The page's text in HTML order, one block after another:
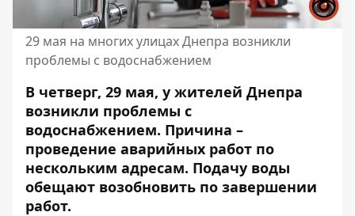
29 мая на многих улицах Днепра возникли
проблемы с водоснабжением
В четверг, 29 мая, у жителей Днепра
возникли проблемы с
водоснабжением. Причина –
проведение аварийных работ по
нескольким адресам. Подачу воды
обещают возобновить по завершении
работ.